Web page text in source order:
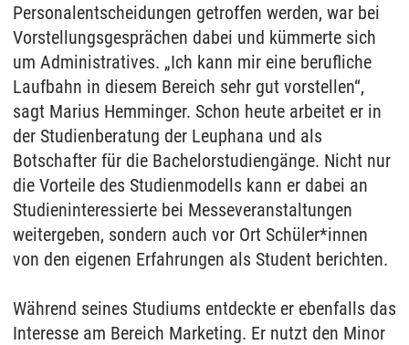
Personalentscheidungen getroffen werden, war bei
Vorstellungsgesprächen dabei und kümmerte sich
um Administratives. „Ich kann mir eine berufliche
Laufbahn in diesem Bereich sehr gut vorstellen“,
sagt Marius Hemminger. Schon heute arbeitet er in
der Studienberatung der Leuphana und als
Botschafter für die Bachelorstudiengänge. Nicht nur
die Vorteile des Studienmodells kann er dabei an
Studieninteressierte bei Messeveranstaltungen
weitergeben, sondern auch vor Ort Schüler*innen
von den eigenen Erfahrungen als Student berichten.
Während seines Studiums entdeckte er ebenfalls das
Interesse am Bereich Marketing. Er nutzt den Minor